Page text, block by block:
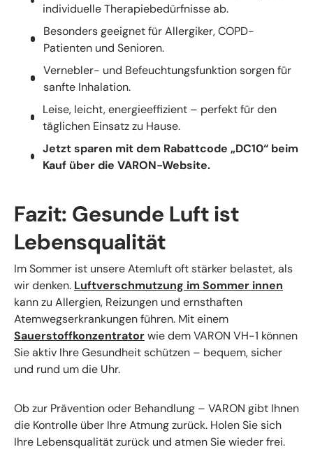
individuelle Therapiebedürfnisse ab.
Besonders geeignet für Allergiker, COPD-
Patienten und Senioren.
Vernebler- und Befeuchtungsfunktion sorgen für
sanfte Inhalation.
Leise, leicht, energieeffizient – perfekt für den
täglichen Einsatz zu Hause.
Jetzt sparen mit dem Rabattcode „DC10“ beim
Kauf über die VARON-Website.
Fazit: Gesunde Luft ist
Lebensqualität
Im Sommer ist unsere Atemluft oft stärker belastet, als
wir denken. Luftverschmutzung im Sommer innen
kann zu Allergien, Reizungen und ernsthaften
Atemwegserkrankungen führen. Mit einem
Sauerstoffkonzentratorwie dem VARON VH-1 können
Sie aktiv Ihre Gesundheit schützen – bequem, sicher
und rund um die Uhr.
Ob zur Prävention oder Behandlung – VARON gibt Ihnen
die Kontrolle über Ihre Atmung zurück. Holen Sie sich
Ihre Lebensqualität zurück und atmen Sie wieder frei.